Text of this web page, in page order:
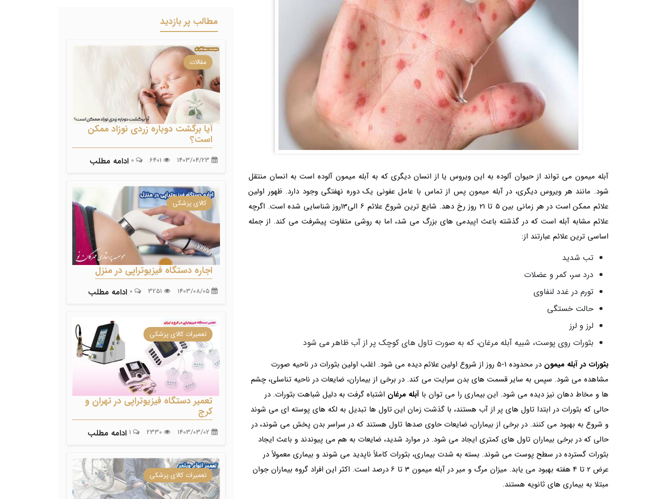
آبله میمون می تواند از حیوان آلوده به این ویروس یا از انسان دیگری که به آبله میمون آلوده است به انسان منتقل
شود. مانند هر ویروس دیگری، در آبله میمون پس از تماس با عامل عفونی یک دوره نهفتگی وجود دارد. ظهور اولین
علائم ممکن است در هر زمانی بین 5 تا 21 روز رخ دهد. شایع ترین شروع علائم 6 الی13روز شناسایی شده است. اگرچه
علائم مشابه آبله است که در گذشته باعث اپیدمی های بزرگ می شد، اما به روشی متفاوت پیشرفت می کند. از جمله
اساسی ترین علائم عبارتند از:
تب شدید
درد سر، کمر و عضلات
تورم در غدد لنفاوی
حالت خستگی
لرز و لرز
بثورات روی پوست، شبیه آبله مرغان، که به صورت تاول های کوچک پر از آب ظاهر می شود
بثورات در آبله میمون
در محدوده 1-5 روز از شروع اولین علائم دیده می شود. اغلب اولین بثورات در ناحیه صورت
مشاهده می شود. سپس به سایر قسمت های بدن سرایت می کند. در برخی از بیماران، ضایعات در ناحیه تناسلی، چشم
ها و مخاط دهان نیز دیده می شود. این بیماری را می توان با آبله مرغان اشتباه گرفت به دلیل شباهت بثورات. در
حالی که بثورات در ابتدا تاول های پر از آب هستند، با گذشت زمان این تاول ها تبدیل به لکه های پوسته ای می شوند
و شروع به بهبود می کنند. در برخی از بیماران، ضایعات حاوی صدها تاول هستند که در سراسر بدن پخش می شوند، در
حالی که در برخی بیماران تاول های کمتری ایجاد می شود. در موارد شدید، ضایعات به هم می پیوندند و باعث ایجاد
بثورات گسترده در سطح پوست می شوند. بسته به شدت بیماری، بثورات کاملاً ناپدید می شوند و بیماری معمولاً در
عرض 2 تا 4 هفته بهبود می یابد. میزان مرگ و میر در آبله میمون 3 تا 6 درصد است. اکثر این افراد گروه بیماران جوان
مبتلا به بیماری های ثانویه هستند.
مطالب پر بازدید
مقالات
آیا برگشت دوباره زردی نوزاد ممکن
است؟
ادامه مطلب
کالای پزشکی
اجاره دستگاه فیزیوتراپی در منزل
ادامه مطلب
تعمیرات کالای پزشکی
تعمیر دستگاه فیزیوتراپی در تهران و
کرج
ادامه مطلب
تعمیرات کالای پزشکی